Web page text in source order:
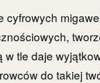
cyfrowych
w tle daje
do takiej